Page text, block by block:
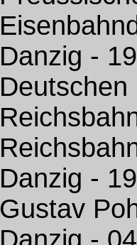
Danzig -
Deutschen
Danzig -
Gustav